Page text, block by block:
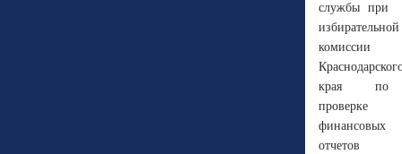
службы при
избирательной
комиссии
края по
проверке
финансовых
отчетов